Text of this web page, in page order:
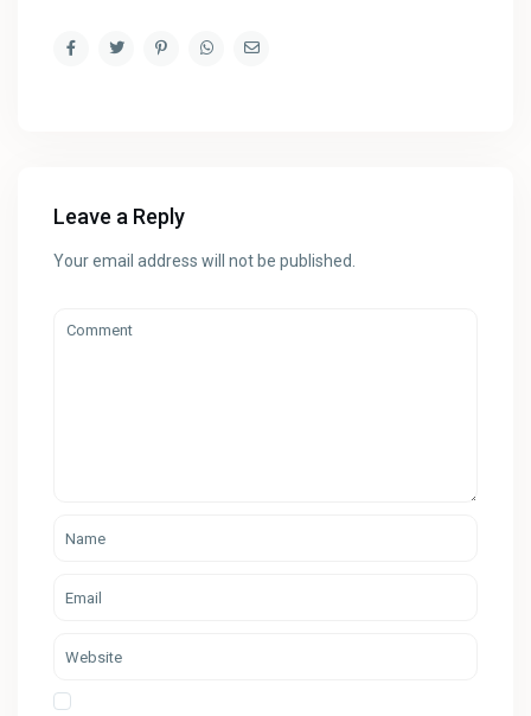
Leave a Reply
Your email address will not be published.